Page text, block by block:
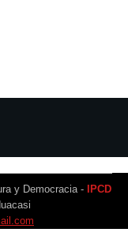
y Democracia - IPCD